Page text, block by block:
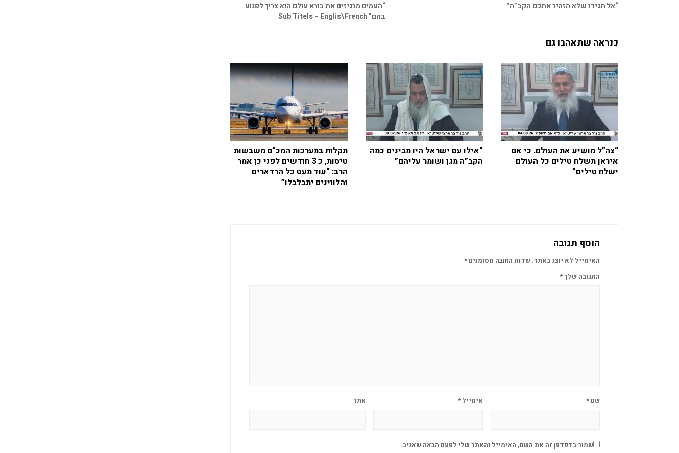
“אל תגידו שלא הזהיר אתכם הקב”ה”
“העמים מרגיזים את בורא עולם הוא צריך לפגוע
בהם” Sub Titels – Englis\French
כנראה שתאהבו גם
“צה”ל מושיע את העולם. כי אם
איראן תשלח טילים כל העולם
ישלח טילים”
“אילו עם ישראל היו מבינים כמה
הקב”ה מגן ושומר עליהם”
תקלות במערכות המכ”ם משבשות
טיסות, כ 3 חודשים לפני כן אמר
הרב: “עוד מעט כל הרדארים
והלווינים יתבלבלו”
הוסף תגובה
האימייל לא יוצג באתר. שדות החובה מסומנים *
התגובה שלך*
שם * אימייל* אתר
שמור בדפדפן זה את השם, האימייל והאתר שלי לפעם הבאה שאגיב.